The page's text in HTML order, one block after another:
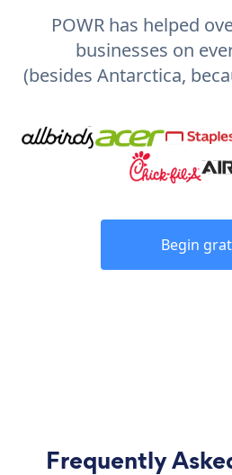
POWR has helped
businesses on
(besides Antarctica,
Begin
Frequently